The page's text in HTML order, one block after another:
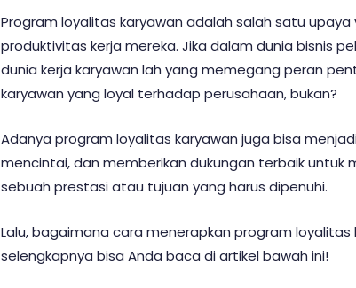
Program loyalitas karyawan adalah salah satu
produktivitas kerja mereka. Jika dalam dunia bisnis
dunia kerja karyawan lah yang memegang peran
karyawan yang loyal terhadap perusahaan, bukan?
Adanya program loyalitas karyawan juga bisa
mencintai, dan memberikan dukungan terbaik untuk
sebuah prestasi atau tujuan yang harus dipenuhi.
Lalu, bagaimana cara menerapkan program
selengkapnya bisa Anda baca di artikel bawah ini!